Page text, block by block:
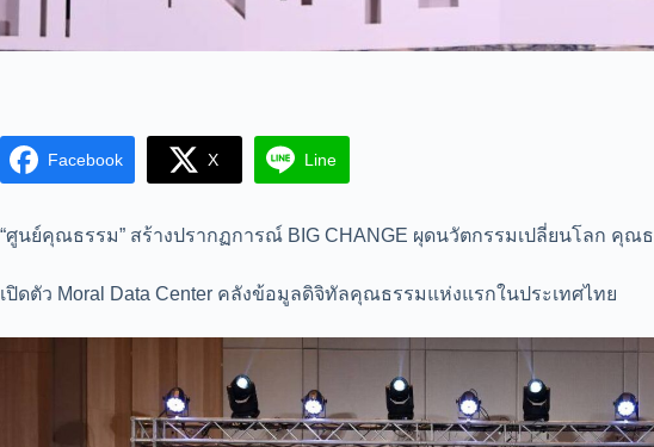
Facebook X Line
“ศูนย์คุณธรรม” สร้างปรากฏการณ์ BIG CHANGE ผุดนวัตกรรมเปลี่ยนโลก คุณ
เปิดตัว Moral Data Center คลังข้อมูลดิจิทัลคุณธรรมแห่งแรกในประเทศไทย